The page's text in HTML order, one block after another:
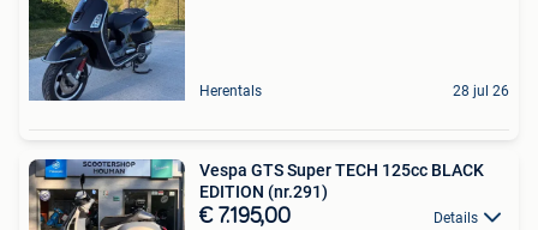
Herentals 28 jul 26
Vespa GTS Super TECH 125cc BLACK
EDITION (nr.291)
€ 7.195,00 Details